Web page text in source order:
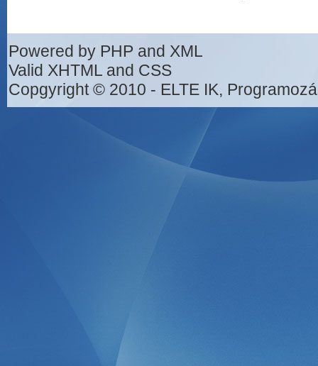
Powered by PHP and XML
Valid XHTML and CSS
Copgyright © 2010 - ELTE IK,